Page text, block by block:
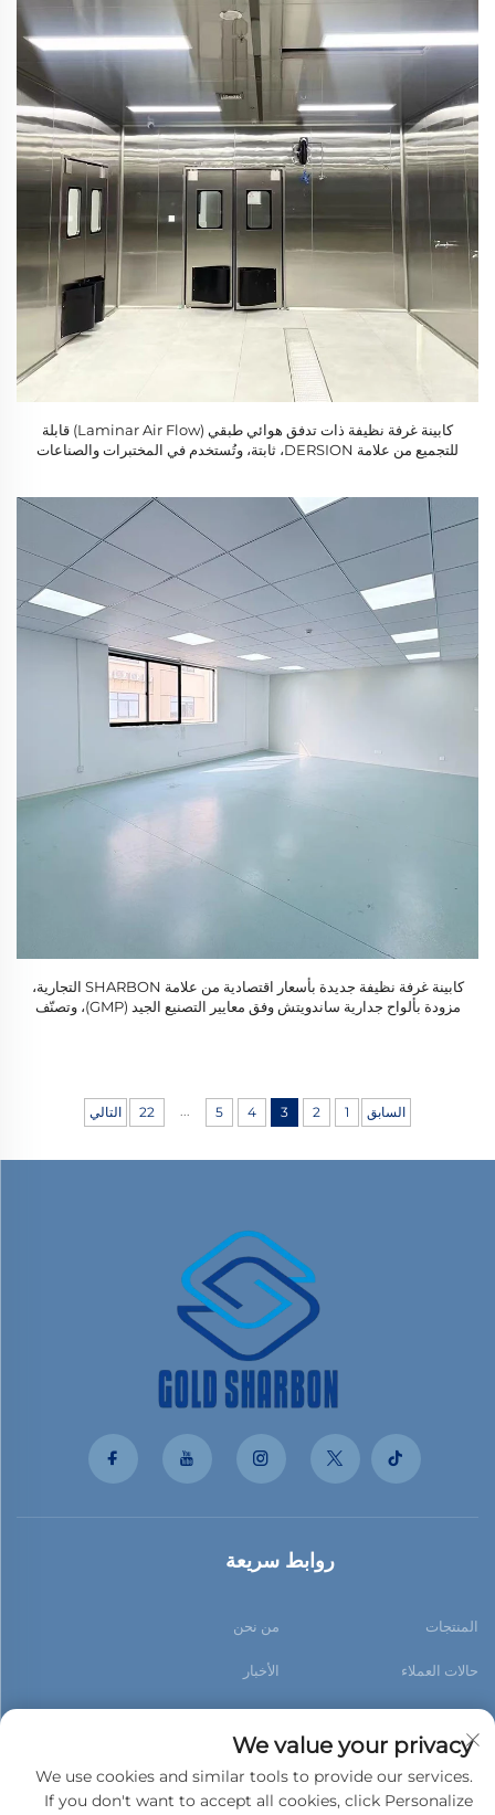
كابينة غرفة نظيفة ذات تدفق هوائي طبقي (Laminar Air Flow) قابلة
للتجميع من علامة DERSION، ثابتة، وتُستخدم في المختبرات والصناعات
كابينة غرفة نظيفة جديدة بأسعار اقتصادية من علامة SHARBON التجارية،
مزودة بألواح جدارية ساندويتش وفق معايير التصنيع الجيد (GMP)، وتصنّف
السابق 1
2
3
4
5
...
22 التالي
روابط سريعة
المنتجات من نحن
حالات العملاء الأخبار
اتصل بنا مدونة
We value your privacy
We use cookies and similar tools to provide our services.
If you don't want to accept all cookies, click Personalize